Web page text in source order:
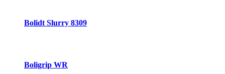
Bolidt Slurry 8309
Boligrip WR